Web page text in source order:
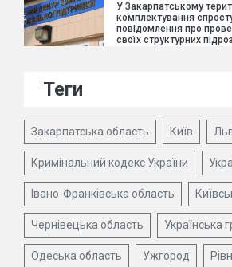
У Закарпатському
комплектування
повідомлення про
своїх структурних
Теги
Закарпатська область Київ
Кримінальний кодекс України
Івано-Франківська область
Чернівецька область Українська
Одеська область Ужгород